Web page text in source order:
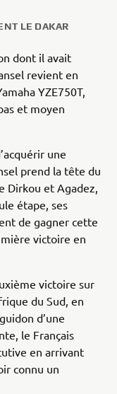
LE DAKAR
dont il avait
revient en
YZE750T,
et moyen
une
prend la tête du
Dirkou et Agadez,
étape, ses
de gagner cette
victoire en
victoire sur
du Sud, en
d’une
le Français
en arrivant
connu un